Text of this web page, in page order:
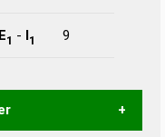
E1 - I1 9